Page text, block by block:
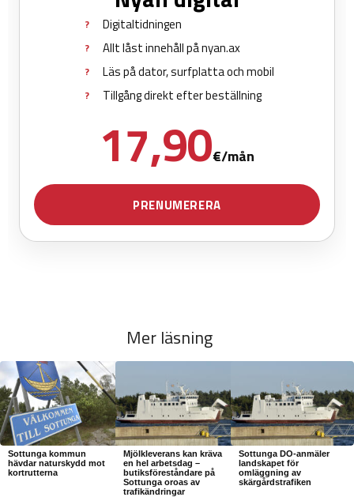
Mer läsning
Sottunga kommun
hävdar naturskydd mot
kortrutterna
Mjölkleverans kan kräva
en hel arbetsdag –
butiksföreståndare på
Sottunga oroas av
trafikändringar
Sottunga DO-anmäler
landskapet för
omläggning av
skärgårdstrafiken